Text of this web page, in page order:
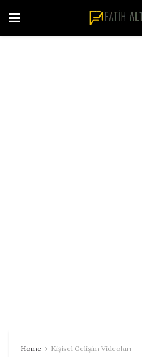
Home Kişisel Gelişim Videoları